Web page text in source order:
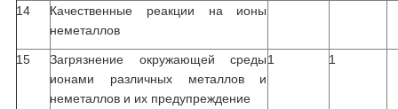
14
Качественные реакции на ионы
неметаллов
15
Загрязнение окружающей среды
ионами различных металлов и
неметаллов и их предупреждение
1 1